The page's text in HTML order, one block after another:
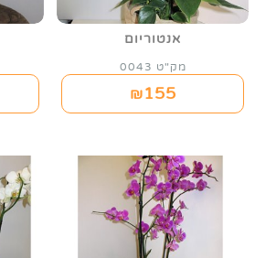
אנטוריום
מק"ט 0043
₪155